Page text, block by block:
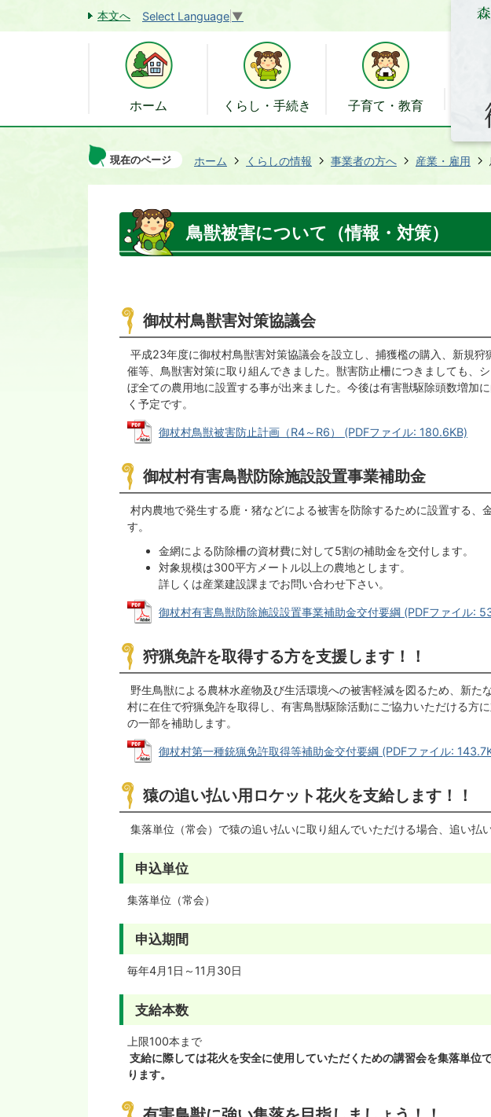
本文へ Select Language ▼
ホーム くらし・手続き 子育て・教育
現在のページ ホーム くらしの情報 事業者の方へ 産業・雇用
鳥獣被害について（情報・対策）
御杖村鳥獣害対策協議会
平成23年度に御杖村鳥獣害対策協議会を設立し、捕獲檻の購入、新規狩
催等、鳥獣害対策に取り組んできました。獣害防止柵につきましても、
ぼ全ての農用地に設置する事が出来ました。今後は有害獣駆除頭数増加
く予定です。
御杖村鳥獣被害防止計画（R4～R6） (PDFファイル: 180.6KB)
御杖村有害鳥獣防除施設設置事業補助金
村内農地で発生する鹿・猪などによる被害を防除するために設置する、
す。
金網による防除柵の資材費に対して5割の補助金を交付します。
対象規模は300平方メートル以上の農地とします。
詳しくは産業建設課までお問い合わせ下さい。
御杖村有害鳥獣防除施設設置事業補助金交付要綱 (PDFファイル:
狩猟免許を取得する方を支援します！！
野生鳥獣による農林水産物及び生活環境への被害軽減を図るため、新た
村に在住で狩猟免許を取得し、有害鳥獣駆除活動にご協力いただける方
の一部を補助します。
御杖村第一種銃猟免許取得等補助金交付要綱 (PDFファイル:
猿の追い払い用ロケット花火を支給します！！
集落単位（常会）で猿の追い払いに取り組んでいただける場合、追い払
申込単位
集落単位（常会）
申込期間
毎年4月1日～11月30日
支給本数
上限100本まで
支給に際しては花火を安全に使用していただくための講習会を集落単位
ります。